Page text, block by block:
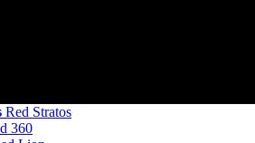
Red Stratos
360